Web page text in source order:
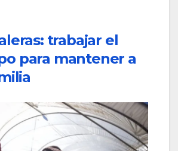
trabajar el
para mantener a